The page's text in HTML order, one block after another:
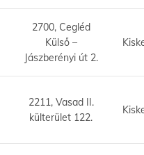
2700, Cegléd
Külső –
Jászberényi út 2.
2211, Vasad II.
külterület 122.